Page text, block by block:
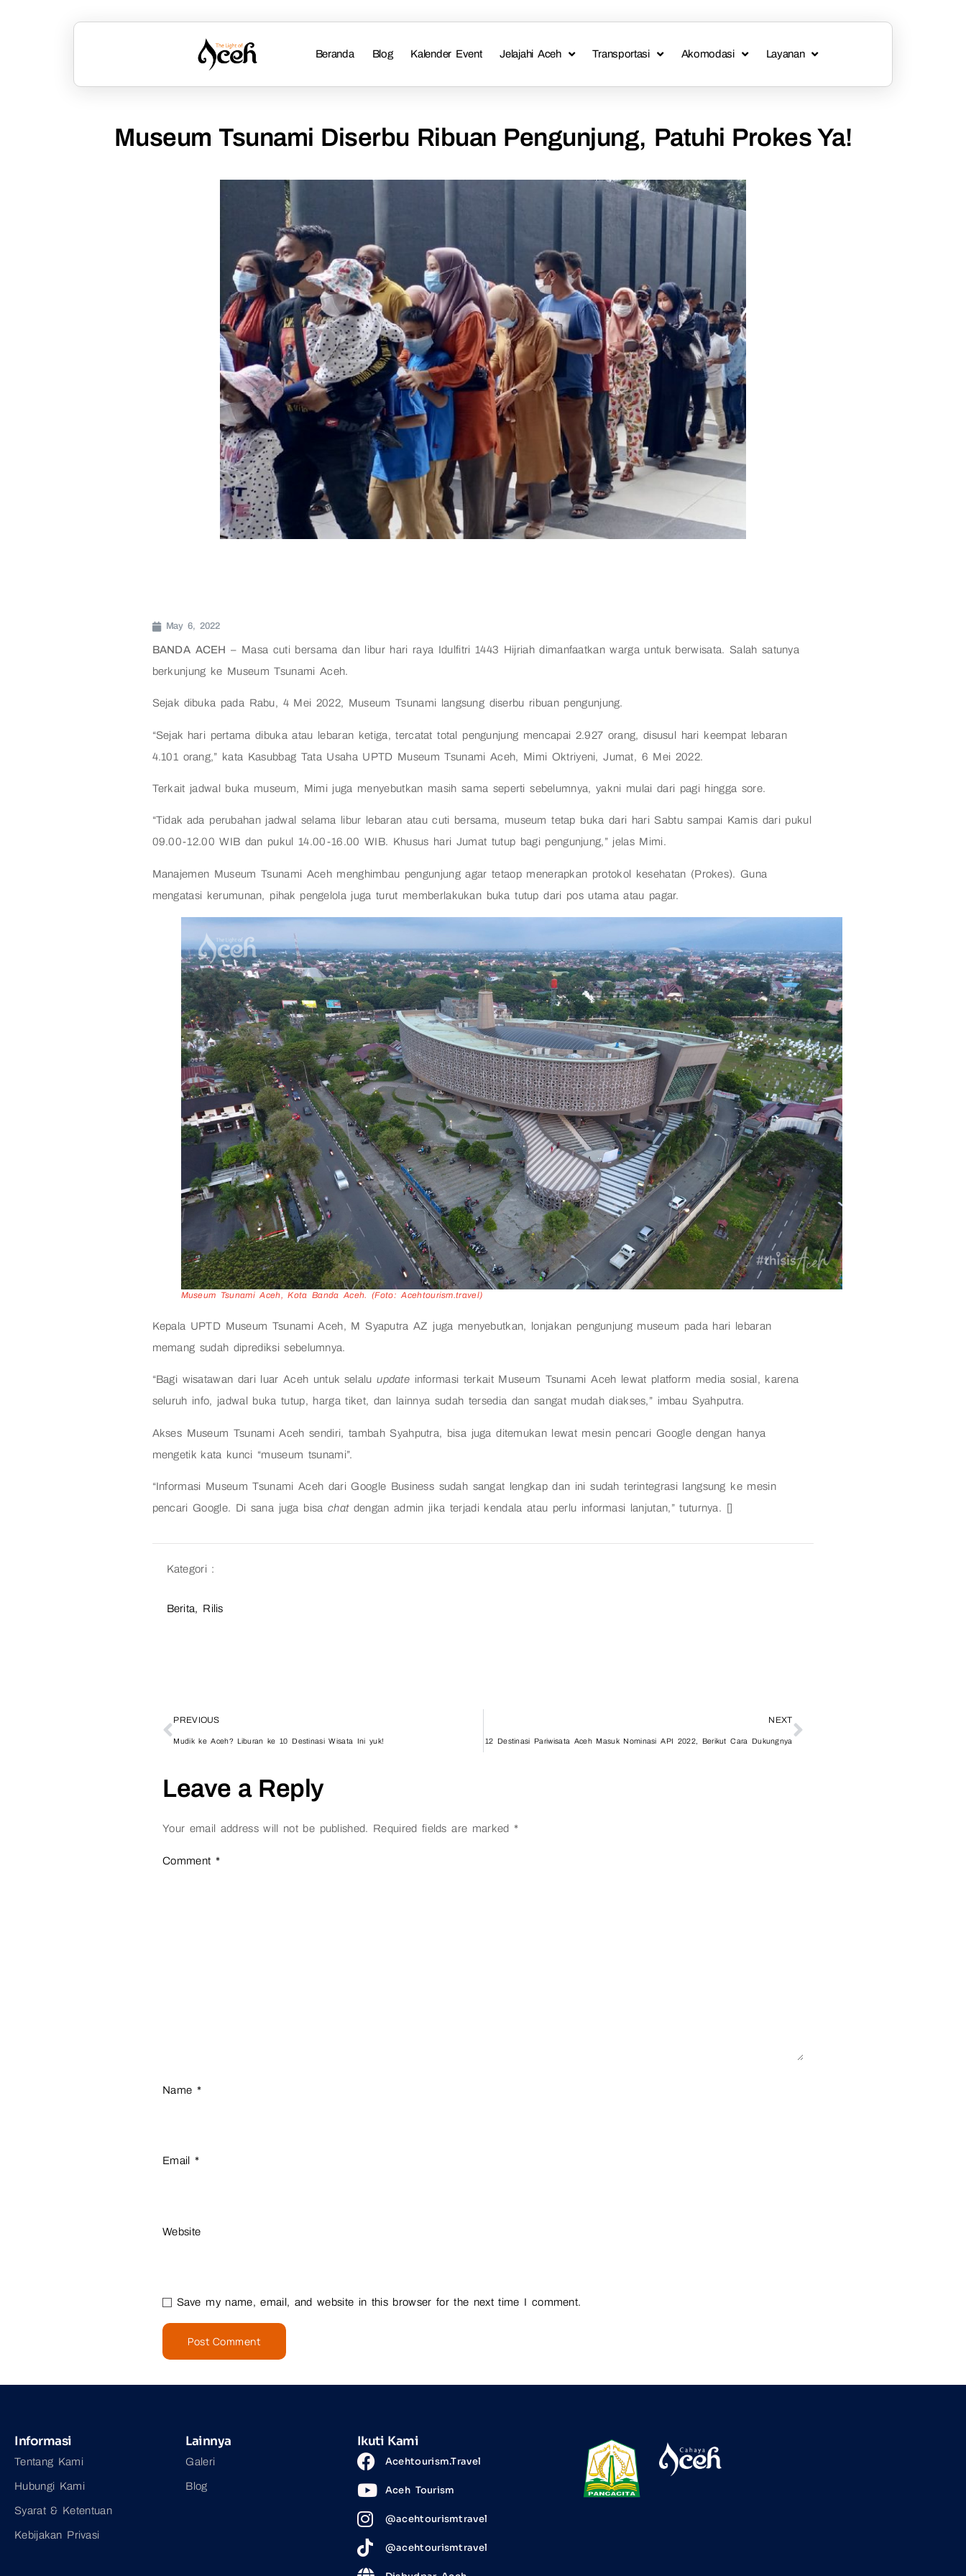
Beranda Blog Kalender Event Jelajahi Aceh Transportasi Akomodasi Layanan
Museum Tsunami Diserbu Ribuan Pengunjung, Patuhi Prokes Ya!
May 6, 2022
BANDA ACEH – Masa cuti bersama dan libur hari raya Idulfitri 1443 Hijriah dimanfaatkan warga untuk berwisata. Salah satunya
berkunjung ke Museum Tsunami Aceh.
Sejak dibuka pada Rabu, 4 Mei 2022, Museum Tsunami langsung diserbu ribuan pengunjung.
“Sejak hari pertama dibuka atau lebaran ketiga, tercatat total pengunjung mencapai 2.927 orang, disusul hari keempat lebaran
4.101 orang,” kata Kasubbag Tata Usaha UPTD Museum Tsunami Aceh, Mimi Oktriyeni, Jumat, 6 Mei 2022.
Terkait jadwal buka museum, Mimi juga menyebutkan masih sama seperti sebelumnya, yakni mulai dari pagi hingga sore.
“Tidak ada perubahan jadwal selama libur lebaran atau cuti bersama, museum tetap buka dari hari Sabtu sampai Kamis dari pukul
09.00-12.00 WIB dan pukul 14.00-16.00 WIB. Khusus hari Jumat tutup bagi pengunjung,” jelas Mimi.
Manajemen Museum Tsunami Aceh menghimbau pengunjung agar tetaop menerapkan protokol kesehatan (Prokes). Guna
mengatasi kerumunan, pihak pengelola juga turut memberlakukan buka tutup dari pos utama atau pagar.
Museum Tsunami Aceh, Kota Banda Aceh. (Foto: Acehtourism.travel)
Kepala UPTD Museum Tsunami Aceh, M Syaputra AZ juga menyebutkan, lonjakan pengunjung museum pada hari lebaran
memang sudah diprediksi sebelumnya.
“Bagi wisatawan dari luar Aceh untuk selaluupdate informasi terkait Museum Tsunami Aceh lewat platform media sosial, karena
seluruh info, jadwal buka tutup, harga tiket, dan lainnya sudah tersedia dan sangat mudah diakses,” imbau Syahputra.
Akses Museum Tsunami Aceh sendiri, tambah Syahputra, bisa juga ditemukan lewat mesin pencari Google dengan hanya
mengetik kata kunci “museum tsunami”.
“Informasi Museum Tsunami Aceh dari Google Business sudah sangat lengkap dan ini sudah terintegrasi langsung ke mesin
pencari Google. Di sana juga bisa chatdengan admin jika terjadi kendala atau perlu informasi lanjutan,” tuturnya. []
Kategori :
Berita, Rilis
PREVIOUS
Mudik ke Aceh? Liburan ke 10 Destinasi Wisata Ini yuk!
NEXT
12 Destinasi Pariwisata Aceh Masuk Nominasi API 2022, Berikut Cara Dukungnya
Leave a Reply
Your email address will not be published. Required fields are marked *
Comment *
Name *
Email *
Website
Save my name, email, and website in this browser for the next time I comment.
Informasi
Tentang Kami
Hubungi Kami
Syarat & Ketentuan
Kebijakan Privasi
Lainnya
Galeri
Blog
Ikuti Kami
Acehtourism.Travel
Aceh Tourism
@acehtourismtravel
@acehtourismtravel